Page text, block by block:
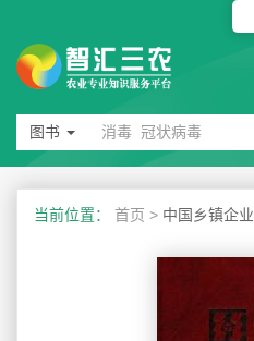
图书
当前位置： 首页 > 中国乡镇企